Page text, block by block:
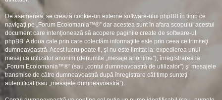
De asemenea, se crează cookie-uri externe software-ului phpBB în timp ce
navigaţi pe „Forum Ecolomania™®” dar acestea sunt în afara scopului acestui
document care intenţionează să acopere paginile create de software-ul
phpBB. A doua cale prin care colectăm informaţiile este prin ceea ce trimiteţi
dumneavoastră. Acest lucru poate fi, şi nu este limitat la: expedierea unui
mesaj ca utilizator anonim (denumite „mesaje anonime”), înregistrarea la
„Forum Ecolomania™®” (sau „contul dumneavoastră de utilizator”) şi mesajele
transmise de către dumneavoastră după înregistrare cât timp sunteţi
autentificat (sau „mesajele dumneavoastră”).